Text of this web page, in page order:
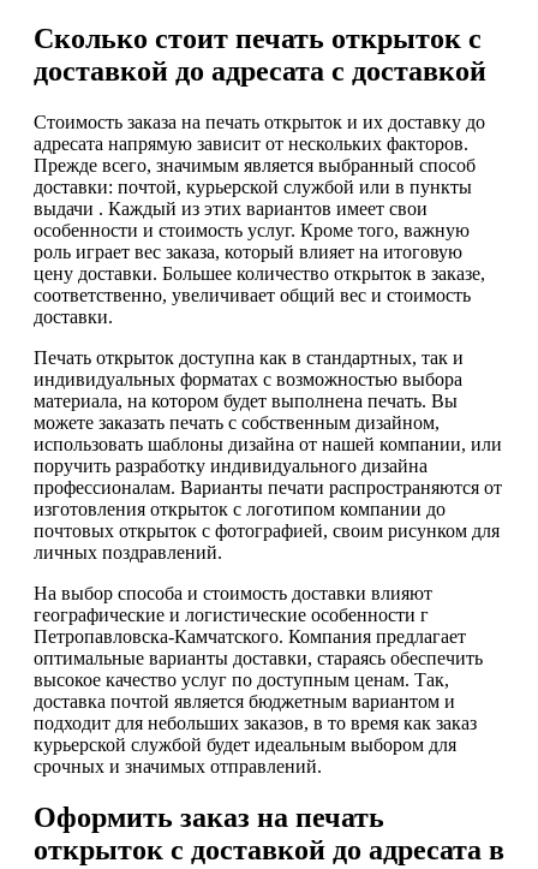
Сколько стоит печать открыток с
доставкой до адресата с доставкой
Стоимость заказа на печать открыток и их доставку до
адресата напрямую зависит от нескольких факторов.
Прежде всего, значимым является выбранный способ
доставки: почтой, курьерской службой или в пункты
выдачи . Каждый из этих вариантов имеет свои
особенности и стоимость услуг. Кроме того, важную
роль играет вес заказа, который влияет на итоговую
цену доставки. Большее количество открыток в заказе,
соответственно, увеличивает общий вес и стоимость
доставки.
Печать открыток доступна как в стандартных, так и
индивидуальных форматах с возможностью выбора
материала, на котором будет выполнена печать. Вы
можете заказать печать с собственным дизайном,
использовать шаблоны дизайна от нашей компании, или
поручить разработку индивидуального дизайна
профессионалам. Варианты печати распространяются от
изготовления открыток с логотипом компании до
почтовых открыток с фотографией, своим рисунком для
личных поздравлений.
На выбор способа и стоимость доставки влияют
географические и логистические особенности г
Петропавловска-Камчатского. Компания предлагает
оптимальные варианты доставки, стараясь обеспечить
высокое качество услуг по доступным ценам. Так,
доставка почтой является бюджетным вариантом и
подходит для небольших заказов, в то время как заказ
курьерской службой будет идеальным выбором для
срочных и значимых отправлений.
Оформить заказ на печать
открыток с доставкой до адресата в